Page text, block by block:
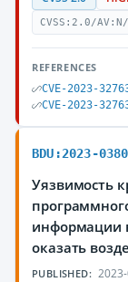
CVSS:2.0/
REFERENCES
CVE-2023-
CVE-2023-
BDU:2023-
Уязвимость
информации
оказать
PUBLISHED: